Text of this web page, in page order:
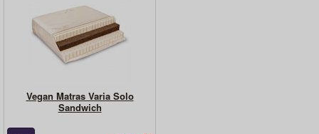
Vegan Matras Varia Solo
Sandwich